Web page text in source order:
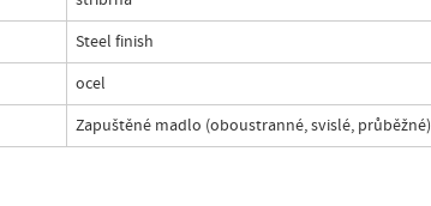
Steel finish
ocel
Zapuštěné madlo (oboustranné, svislé, průběžné)